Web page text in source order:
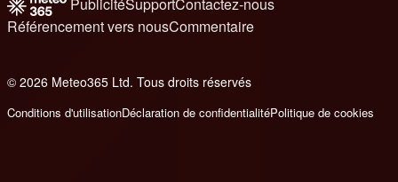
PublicitéSupportContactez-nous
Référencement vers nousCommentaire
© 2026 Meteo365 Ltd. Tous droits réservés
Conditions d'utilisationDéclaration de confidentialitéPolitique de cookies